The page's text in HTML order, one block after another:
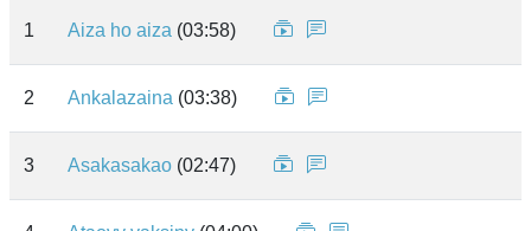
1 Aiza ho aiza (03:58)
2 Ankalazaina (03:38)
3 Asakasakao (02:47)